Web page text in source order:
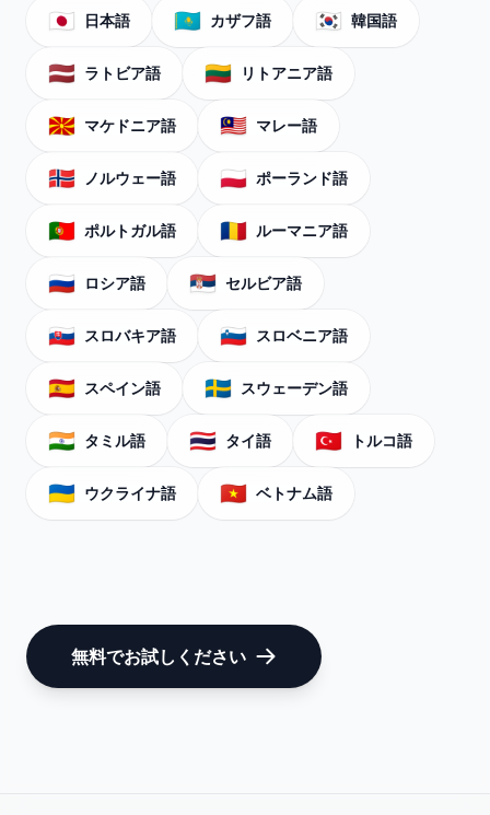
🇯🇵 日本語 🇰🇿 カザフ語 🇰🇷 韓国語
🇱🇻 ラトビア語 🇱🇹 リトアニア語
🇲🇰 マケドニア語 🇲🇾 マレー語
🇳🇴 ノルウェー語 🇵🇱 ポーランド語
🇵🇹 ポルトガル語 🇷🇴 ルーマニア語
🇷🇺 ロシア語 🇷🇸 セルビア語
🇸🇰 スロバキア語 🇸🇮 スロベニア語
🇪🇸 スペイン語 🇸🇪 スウェーデン語
🇮🇳 タミル語 🇹🇭 タイ語 🇹🇷 トルコ語
🇺🇦 ウクライナ語 🇻🇳 ベトナム語
無料でお試しください